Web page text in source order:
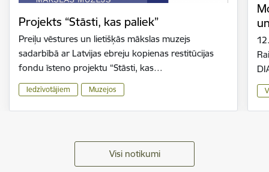
Projekts “Stāsti, kas paliek”
Preiļu vēstures un lietišķās mākslas muzejs
sadarbībā ar Latvijas ebreju kopienas restitūcijas
fondu īsteno projektu “Stāsti, kas…
Iedzīvotājiem Muzejos
Visi notikumi